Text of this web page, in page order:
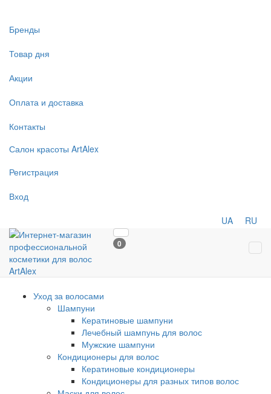
Бренды
Товар дня
Акции
Оплата и доставка
Контакты
Салон красоты ArtAlex
Регистрация
Вход
UA RU
0
Уход за волосами
Шампуни
Кератиновые шампуни
Лечебный шампунь для волос
Мужские шампуни
Кондиционеры для волос
Кератиновые кондиционеры
Кондиционеры для разных типов волос